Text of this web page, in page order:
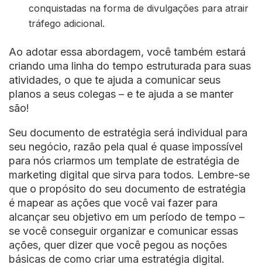
conquistadas na forma de divulgações para atrair
tráfego adicional.
Ao adotar essa abordagem, você também estará
criando uma linha do tempo estruturada para suas
atividades, o que te ajuda a comunicar seus
planos a seus colegas – e te ajuda a se manter
são!
Seu documento de estratégia será individual para
seu negócio, razão pela qual é quase impossível
para nós criarmos um template de estratégia de
marketing digital que sirva para todos. Lembre-se
que o propósito do seu documento de estratégia
é mapear as ações que você vai fazer para
alcançar seu objetivo em um período de tempo –
se você conseguir organizar e comunicar essas
ações, quer dizer que você pegou as noções
básicas de como criar uma estratégia digital.